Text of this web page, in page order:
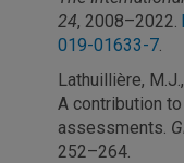
24, 2008–2022.
019-01633-7.
Lathuillière,
A contribution
assessments.
252–264.